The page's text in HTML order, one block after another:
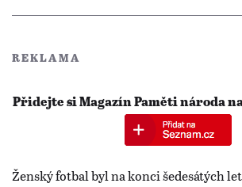
REKLAMA
Přidejte si Magazín Paměti národa
Ženský fotbal byl na konci šedesátých